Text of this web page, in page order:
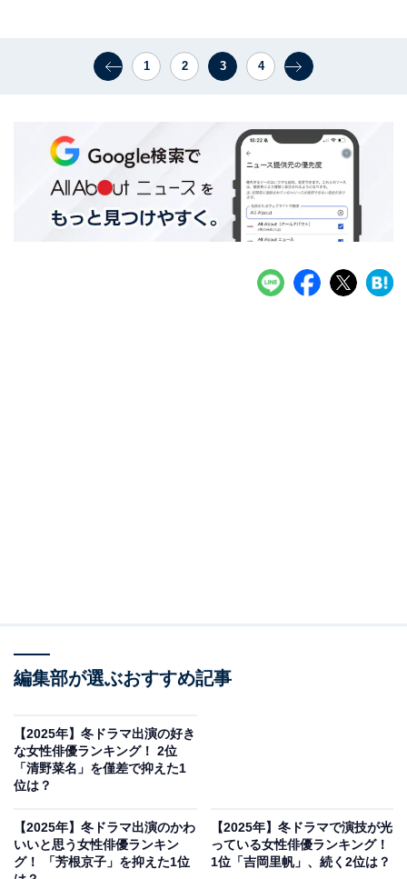
1 2 3 4
編集部が選ぶおすすめ記事
【2025年】冬ドラマ出演の好き
な女性俳優ランキング！ 2位
「清野菜名」を僅差で抑えた1
位は？
【2025年】冬ドラマ出演のかわ
いいと思う女性俳優ランキン
グ！ 「芳根京子」を抑えた1位
【2025年】冬ドラマで演技が光
っている女性俳優ランキング！
1位「吉岡里帆」、続く2位は？